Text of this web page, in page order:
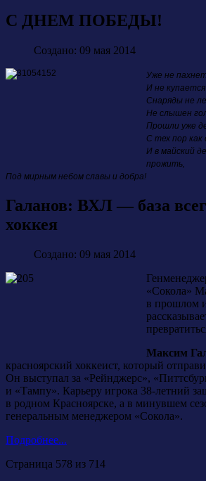
С ДНЕМ ПОБЕДЫ!
Создано: 09 мая 2014
Уже не
И не купается
Снаряды не
Не слышен
Прошли уже
С тех пор как
И в майский
прожить,
Под мирным небом славы и добра!
Галанов: ВХЛ — база
хоккея
Создано: 09 мая 2014
«Сокола»
в прошлом
Максим
красноярский хоккеист, который
Он выступал за «Рейнджерс»,
и «Тампу». Карьеру игрока 38-летний
в родном Красноярске, а в минувшем
генеральным менеджером «Сокола».
Подробнее...
Страница 578 из 714